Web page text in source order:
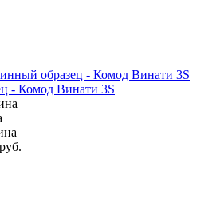
- Комод Винати 3S